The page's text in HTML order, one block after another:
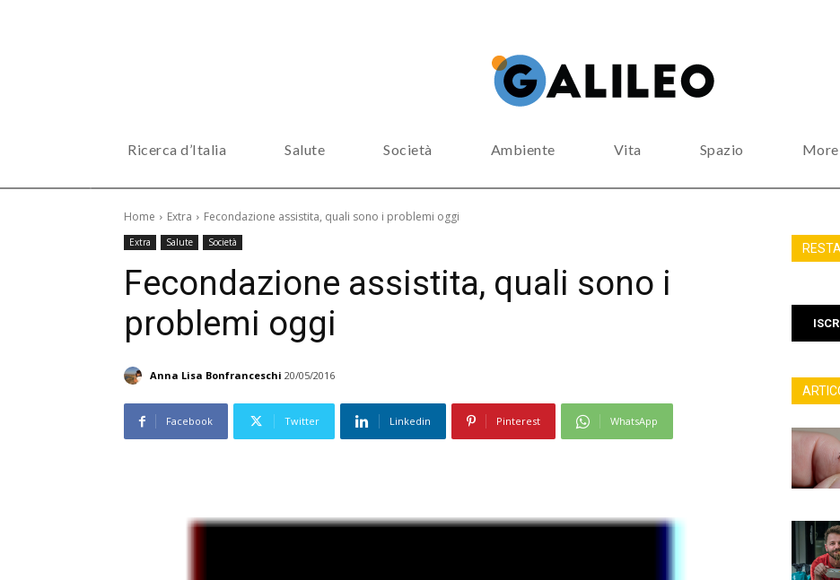
Ricerca d’Italia Salute Società Ambiente Vita Spazio More
Home Extra Fecondazione assistita, quali sono i problemi oggi
Extra Salute Società
Fecondazione assistita, quali sono i
problemi oggi
Anna Lisa Bonfranceschi 20/05/2016
Facebook Twitter Linkedin Pinterest WhatsApp